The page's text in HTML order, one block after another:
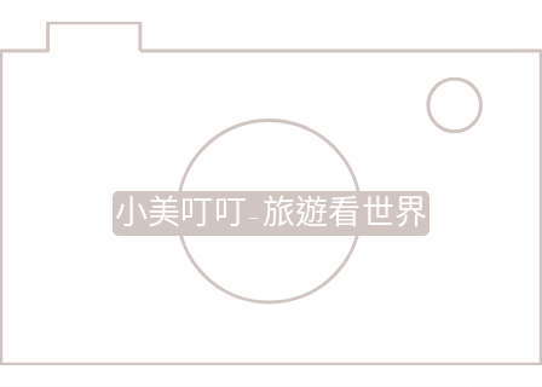
小美叮叮-旅遊看世界